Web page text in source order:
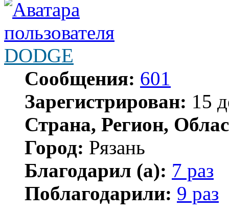
DODGE
Сообщения: 601
Зарегистрирован: 15
Страна, Регион,
Город: Рязань
Благодарил (а): 7 раз
Поблагодарили: 9 раз